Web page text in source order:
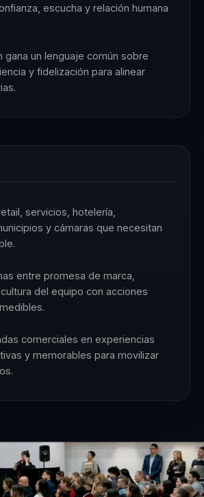
escucha y relación humana
gana un lenguaje común sobre
y fidelización para alinear
servicios, hotelería,
y cámaras que necesitan
entre promesa de marca,
del equipo con acciones
comerciales en experiencias
y memorables para movilizar